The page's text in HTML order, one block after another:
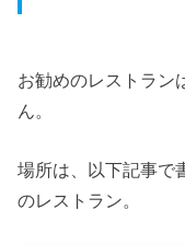
お勧めのレストラ
ん。
場所は、以下記事で
のレストラン。